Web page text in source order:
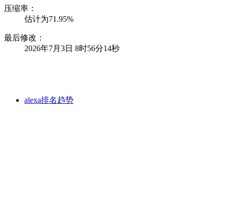
压缩率：
估计为71.95%
最后修改：
2026年7月3日 8时56分14秒
alexa排名趋势